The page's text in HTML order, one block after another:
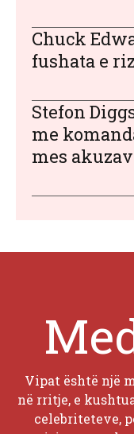
Chuck
fushata e
Stefon
me
mes
Vipat është një
në rritje, e
celebriteteve,